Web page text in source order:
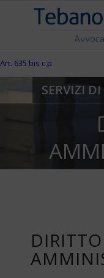
Art. 635 bis c.p
SERVIZI
DIRITTO